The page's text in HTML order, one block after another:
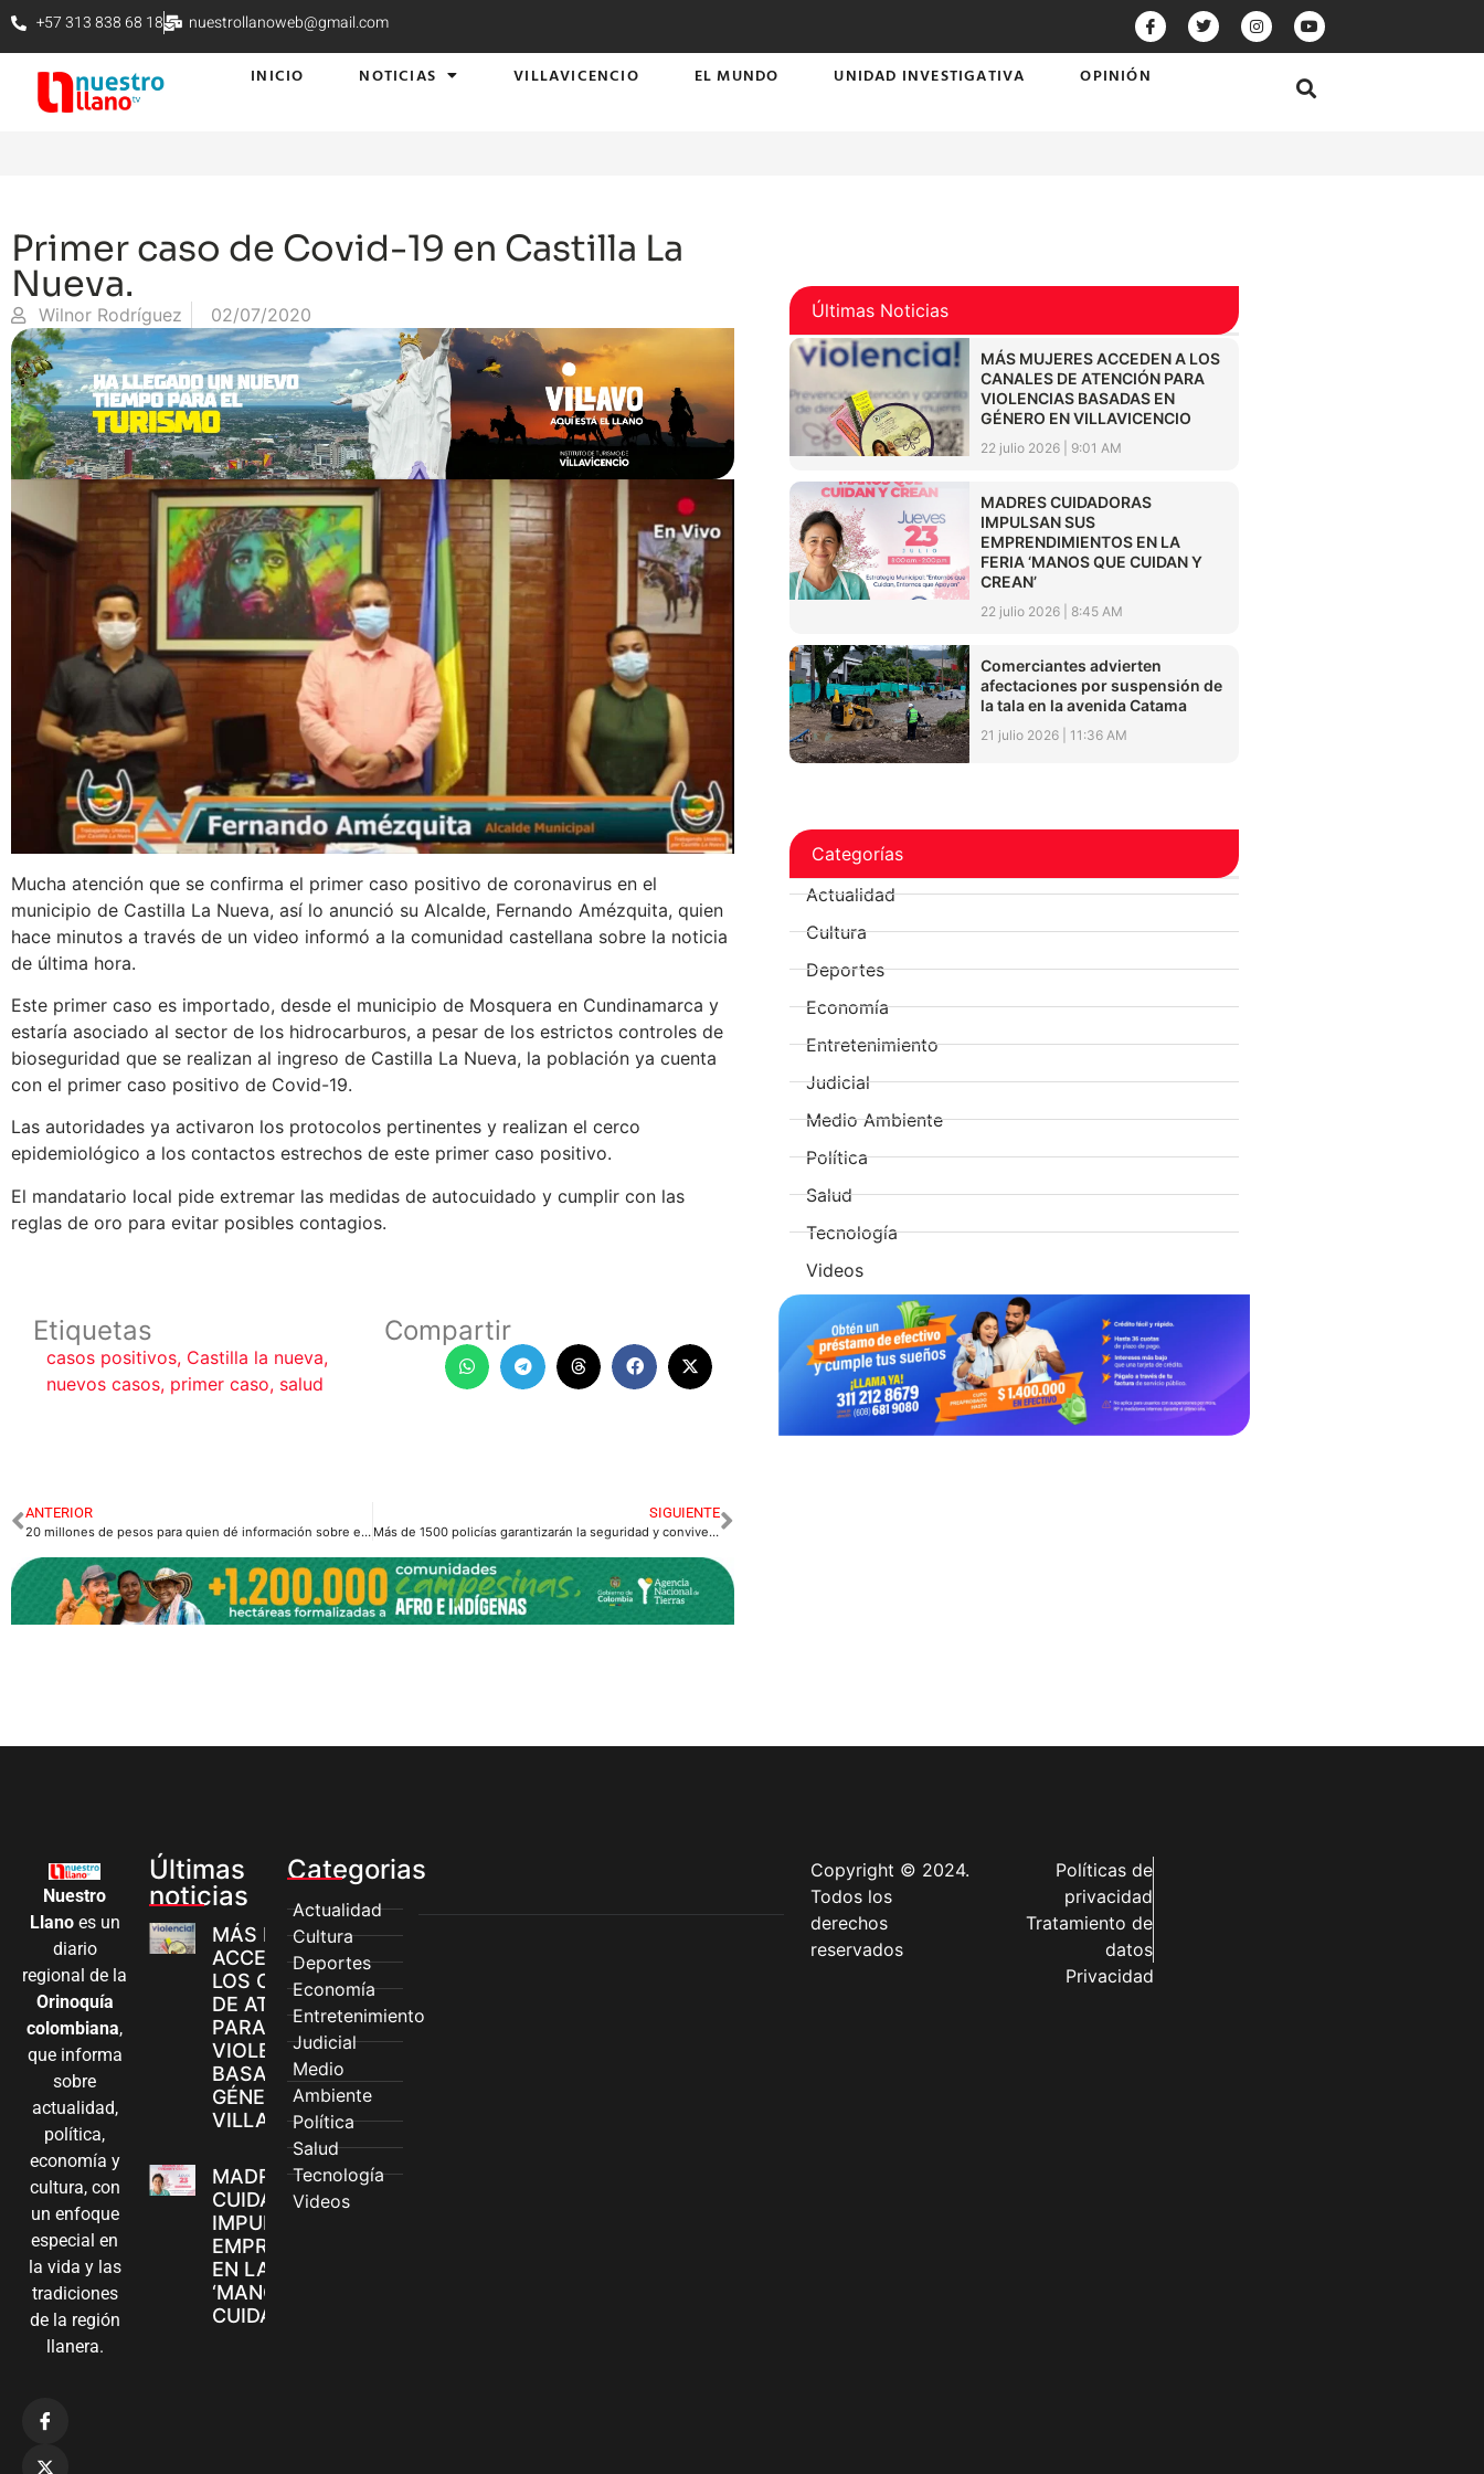
+57 313 838 68 18 nuestrollanoweb@gmail.com
INICIO NOTICIAS VILLAVICENCIO EL MUNDO UNIDAD INVESTIGATIVA OPINIÓN
Primer caso de Covid-19 en Castilla La
Nueva.
Wilnor Rodríguez 02/07/2020
Mucha atención que se confirma el primer caso positivo de coronavirus en el
municipio de Castilla La Nueva, así lo anunció su Alcalde, Fernando Amézquita, quien
hace minutos a través de un video informó a la comunidad castellana sobre la noticia
de última hora.
Este primer caso es importado, desde el municipio de Mosquera en Cundinamarca y
estaría asociado al sector de los hidrocarburos, a pesar de los estrictos controles de
bioseguridad que se realizan al ingreso de Castilla La Nueva, la población ya cuenta
con el primer caso positivo de Covid-19.
Las autoridades ya activaron los protocolos pertinentes y realizan el cerco
epidemiológico a los contactos estrechos de este primer caso positivo.
El mandatario local pide extremar las medidas de autocuidado y cumplir con las
reglas de oro para evitar posibles contagios.
Etiquetas
casos positivos, Castilla la nueva,
nuevos casos, primer caso, salud
Compartir
ANTERIOR
20 millones de pesos para quien dé información sobre el paradero del presunto abusador.
SIGUIENTE
Más de 1500 policías garantizarán la seguridad y convivencia ciudadana en segundo día sin IVA.
Últimas Noticias
MÁS MUJERES ACCEDEN A LOS
CANALES DE ATENCIÓN PARA
VIOLENCIAS BASADAS EN
GÉNERO EN VILLAVICENCIO
22 julio 2026 9:01 AM
MADRES CUIDADORAS
IMPULSAN SUS
EMPRENDIMIENTOS EN LA
FERIA ‘MANOS QUE CUIDAN Y
CREAN’
22 julio 2026 8:45 AM
Comerciantes advierten
afectaciones por suspensión de
la tala en la avenida Catama
21 julio 2026 11:36 AM
Categorías
Actualidad
Cultura
Deportes
Economía
Entretenimiento
Judicial
Medio Ambiente
Política
Salud
Tecnología
Videos
Nuestro
Llanoes un
diario
regional de la
Orinoquía
colombiana,
que informa
sobre
actualidad,
política,
economía y
cultura, con
un enfoque
especial en
la vida y las
tradiciones
de la región
llanera.
Últimas
noticias
MÁS MUJERES
ACCEDEN A
LOS CANALES
DE ATENCIÓN
PARA
VIOLENCIAS
BASADAS EN
GÉNERO EN
VILLAVICENCIO
MADRES
CUIDADORAS
IMPULSAN SUS
EMPRENDIMIENTOS
EN LA FERIA
‘MANOS QUE
CUIDAN Y CREAN’
Categorias
Actualidad
Cultura
Deportes
Economía
Entretenimiento
Judicial
Medio
Ambiente
Política
Salud
Tecnología
Videos
Copyright © 2024.
Todos los
derechos
reservados
Políticas de
privacidad
Tratamiento de
datos
Privacidad